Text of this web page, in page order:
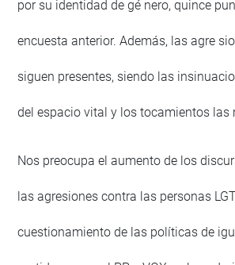
por su identidad de gé nero, quince
encuesta anterior. Además, las agre
siguen presentes, siendo las
del espacio vital y los tocamientos las
Nos preocupa el aumento de los
las agresiones contra las personas
cuestionamiento de las políticas de